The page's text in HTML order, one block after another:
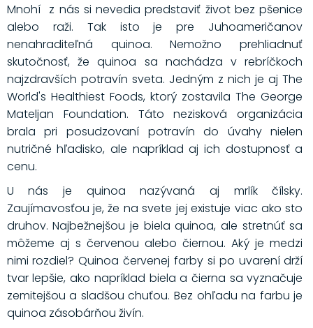
Mnohí z nás si nevedia predstaviť život bez pšenice
alebo raži. Tak isto je pre Juhoameričanov
nenahraditeľná quinoa. Nemožno prehliadnuť
skutočnosť, že quinoa sa nachádza v rebríčkoch
najzdravších potravín sveta. Jedným z nich je aj The
World's Healthiest Foods, ktorý zostavila The George
Mateljan Foundation. Táto nezisková organizácia
brala pri posudzovaní potravín do úvahy nielen
nutričné hľadisko, ale napríklad aj ich dostupnosť a
cenu.
U nás je quinoa nazývaná aj mrlík čílsky.
Zaujímavosťou je, že na svete jej existuje viac ako sto
druhov. Najbežnejšou je biela quinoa, ale stretnúť sa
môžeme aj s červenou alebo čiernou. Aký je medzi
nimi rozdiel? Quinoa červenej farby si po uvarení drží
tvar lepšie, ako napríklad biela a čierna sa vyznačuje
zemitejšou a sladšou chuťou. Bez ohľadu na farbu je
quinoa zásobárňou živín.